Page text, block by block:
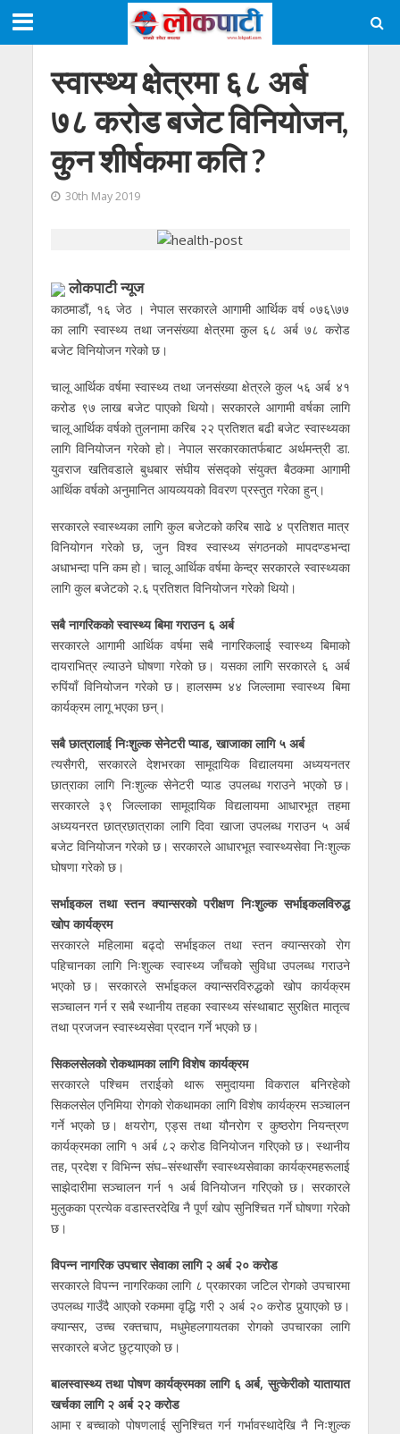
स्वास्थ्य क्षेत्रमा ६८ अर्ब
७८ करोड बजेट विनियोजन,
कुन शीर्षकमा कति ?
30th May 2019
लाेकपाटी न्यूज
काठमाडौं, १६ जेठ । नेपाल सरकारले आगामी आर्थिक वर्ष ०७६\७७
का लागि स्वास्थ्य तथा जनसंख्या क्षेत्रमा कुल ६८ अर्ब ७८ करोड
बजेट विनियोजन गरेको छ।
चालू आर्थिक वर्षमा स्वास्थ्य तथा जनसंख्या क्षेत्रले कुल ५६ अर्ब ४१
करोड ९७ लाख बजेट पाएको थियो। सरकारले आगामी वर्षका लागि
चालू आर्थिक वर्षको तुलनामा करिब २२ प्रतिशत बढी बजेट स्वास्थ्यका
लागि विनियोजन गरेको हो। नेपाल सरकारकातर्फबाट अर्थमन्त्री डा.
युवराज खतिवडाले बुधबार संघीय संसद्को संयुक्त बैठकमा आगामी
आर्थिक वर्षको अनुमानित आयव्ययको विवरण प्रस्तुत गरेका हुन्।
सरकारले स्वास्थ्यका लागि कुल बजेटको करिब साढे ४ प्रतिशत मात्र
विनियोगन गरेको छ, जुन विश्व स्वास्थ्य संगठनको मापदण्डभन्दा
अधाभन्दा पनि कम हो। चालू आर्थिक वर्षमा केन्द्र सरकारले स्वास्थ्यका
लागि कुल बजेटको २.६ प्रतिशत विनियोजन गरेको थियो।
सबै नागरिकको स्वास्थ्य बिमा गराउन ६ अर्ब
सरकारले आगामी आर्थिक वर्षमा सबै नागरिकलाई स्वास्थ्य बिमाको
दायराभित्र ल्याउने घोषणा गरेको छ। यसका लागि सरकारले ६ अर्ब
रुपिंयाँ विनियोजन गरेको छ। हालसम्म ४४ जिल्लामा स्वास्थ्य बिमा
कार्यक्रम लागू भएका छन्।
सबै छात्रालाई निःशुल्क सेनेटरी प्याड, खाजाका लागि ५ अर्ब
त्यसैगरी, सरकारले देशभरका सामूदायिक विद्यालयमा अध्ययनतर
छात्राका लागि निःशुल्क सेनेटरी प्याड उपलब्ध गराउने भएको छ।
सरकारले ३९ जिल्लाका सामूदायिक विद्यलायमा आधारभूत तहमा
अध्ययनरत छात्रछात्राका लागि दिवा खाजा उपलब्ध गराउन ५ अर्ब
बजेट विनियोजन गरेको छ। सरकारले आधारभूत स्वास्थ्यसेवा निःशुल्क
घोषणा गरेको छ।
सर्भाइकल तथा स्तन क्यान्सरको परीक्षण निःशुल्क सर्भाइकलविरुद्ध
खोप कार्यक्रम
सरकारले महिलामा बढ्दो सर्भाइकल तथा स्तन क्यान्सरको रोग
पहिचानका लागि निःशुल्क स्वास्थ्य जाँचको सुविधा उपलब्ध गराउने
भएको छ। सरकारले सर्भाइकल क्यान्सरविरुद्धको खोप कार्यक्रम
सञ्चालन गर्न र सबै स्थानीय तहका स्वास्थ्य संस्थाबाट सुरक्षित मातृत्व
तथा प्रजजन स्वास्थ्यसेवा प्रदान गर्ने भएको छ।
सिकलसेलको रोकथामका लागि विशेष कार्यक्रम
सरकारले पश्चिम तराईको थारू समुदायमा विकराल बनिरहेको
सिकलसेल एनिमिया रोगको रोकथामका लागि विशेष कार्यक्रम सञ्चालन
गर्ने भएको छ। क्षयरोग, एड्स तथा यौनरोग र कुष्ठरोग नियन्त्रण
कार्यक्रमका लागि १ अर्ब ८२ करोड विनियोजन गरिएको छ। स्थानीय
तह, प्रदेश र विभिन्न संघ–संस्थासँग स्वास्थ्यसेवाका कार्यक्रमहरूलाई
साझेदारीमा सञ्चालन गर्न १ अर्ब विनियोजन गरिएको छ। सरकारले
मुलुकका प्रत्येक वडास्तरदेखि नै पूर्ण खोप सुनिश्चित गर्ने घोषणा गरेको
छ।
विपन्न नागरिक उपचार सेवाका लागि २ अर्ब २० करोड
सरकारले विपन्न नागरिकका लागि ८ प्रकारका जटिल रोगको उपचारमा
उपलब्ध गाउँदै आएको रकममा वृद्धि गरी २ अर्ब २० करोड पुर्‍याएको छ।
क्यान्सर, उच्च रक्तचाप, मधुमेहलगायतका रोगको उपचारका लागि
सरकारले बजेट छुट्याएको छ।
बालस्वास्थ्य तथा पोषण कार्यक्रमका लागि ६ अर्ब, सुत्केरीको यातायात
खर्चका लागि २ अर्ब २२ करोड
आमा र बच्चाको पोषणलाई सुनिश्चित गर्न गर्भावस्थादेखि नै निःशुल्क